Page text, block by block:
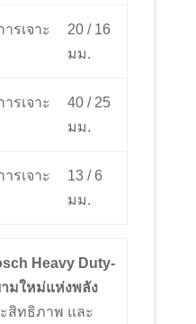
รเจาะ
20 / 16
มม.
รเจาะ
40 / 25
มม.
รเจาะ
13 / 6
มม.
Heavy Duty-
มใหม่แห่งพลัง
สิทธิภาพ และ